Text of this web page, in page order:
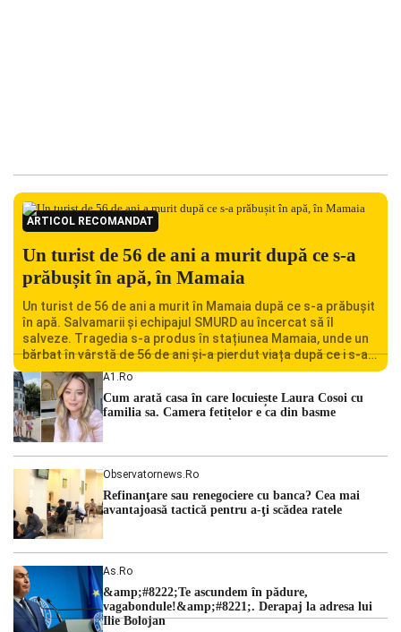
ARTICOL RECOMANDAT
Un turist de 56 de ani a murit după ce s-a
prăbușit în apă, în Mamaia
Un turist de 56 de ani a murit în Mamaia după ce s-a prăbușit
în apă. Salvamarii și echipajul SMURD au încercat să îl
salveze. Tragedia s-a produs în stațiunea Mamaia, unde un
bărbat în vârstă de 56 de ani și-a pierdut viața după ce i s-a
făcut rău în timp ce se afla în […]
A1.ro
Cum arată casa în care locuiește Laura Cosoi cu
familia sa. Camera fetițelor e ca din basme
Observatornews.ro
Refinanţare sau renegociere cu banca? Cea mai
avantajoasă tactică pentru a-ţi scădea ratele
As.ro
&amp;#8222;Te ascundem în pădure,
vagabondule!&amp;#8221;. Derapaj la adresa lui
Ilie Bolojan